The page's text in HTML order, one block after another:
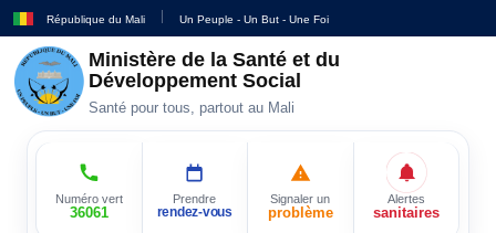
République du Mali Un Peuple - Un But - Une Foi
Ministère de la Santé et du
Développement Social
Santé pour tous, partout au Mali
Numéro vert
36061
Prendre
rendez-vous
Signaler un
problème
Alertes
sanitaires